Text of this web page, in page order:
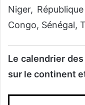
Niger,
Congo, Sénégal,
Le calendrier
sur le continent